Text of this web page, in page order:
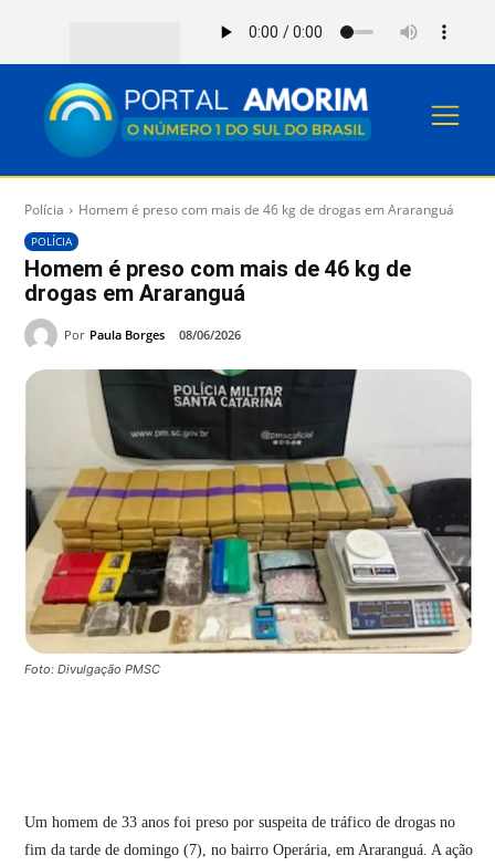
Polícia Homem é preso com mais de 46 kg de drogas em Araranguá
POLÍCIA
Homem é preso com mais de 46 kg de
drogas em Araranguá
Por Paula Borges 08/06/2026
Foto: Divulgação PMSC
Um homem de 33 anos foi preso por suspeita de tráfico de drogas no
fim da tarde de domingo (7), no bairro Operária, em Araranguá. A ação